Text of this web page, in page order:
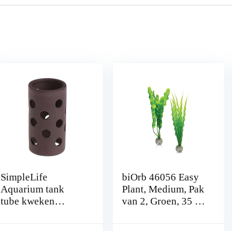
SimpleLife
Aquarium tank
tube kweken
biOrb 46056 Easy
Plant, Medium, Pak
van 2, Groen, 35 x